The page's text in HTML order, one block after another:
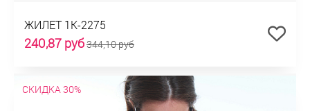
ЖИЛЕТ 1К-2275
240,87 руб344,10 руб
СКИДКА 30%